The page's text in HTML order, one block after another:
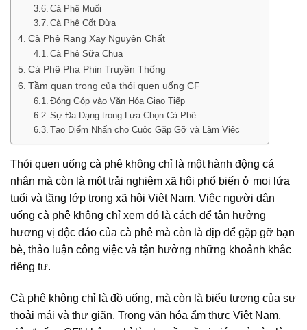
Cà Phê Muối
Cà Phê Cốt Dừa
Cà Phê Rang Xay Nguyên Chất
Cà Phê Sữa Chua
Cà Phê Pha Phin Truyền Thống
Tầm quan trọng của thói quen uống CF
Đóng Góp vào Văn Hóa Giao Tiếp
Sự Đa Dạng trong Lựa Chọn Cà Phê
Tạo Điểm Nhấn cho Cuộc Gặp Gỡ và Làm Việc
Thói quen uống cà phê không chỉ là một hành động cá
nhân mà còn là một trải nghiệm xã hội phổ biến ở mọi lứa
tuổi và tầng lớp trong xã hội Việt Nam. Việc người dân
uống cà phê không chỉ xem đó là cách để tận hưởng
hương vị độc đáo của cà phê mà còn là dịp để gặp gỡ bạn
bè, thảo luận công việc và tận hưởng những khoảnh khắc
riêng tư.
Cà phê không chỉ là đồ uống, mà còn là biểu tượng của sự
thoải mái và thư giãn. Trong văn hóa ẩm thực Việt Nam,